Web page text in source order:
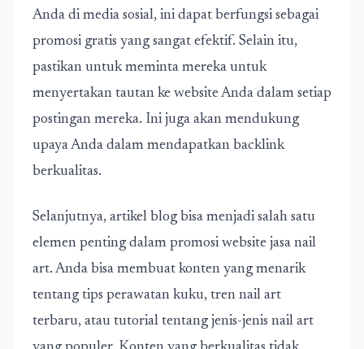
Anda di media sosial, ini dapat berfungsi sebagai
promosi gratis yang sangat efektif. Selain itu,
pastikan untuk meminta mereka untuk
menyertakan tautan ke website Anda dalam setiap
postingan mereka. Ini juga akan mendukung
upaya Anda dalam mendapatkan backlink
berkualitas.
Selanjutnya, artikel blog bisa menjadi salah satu
elemen penting dalam promosi website jasa nail
art. Anda bisa membuat konten yang menarik
tentang tips perawatan kuku, tren nail art
terbaru, atau tutorial tentang jenis-jenis nail art